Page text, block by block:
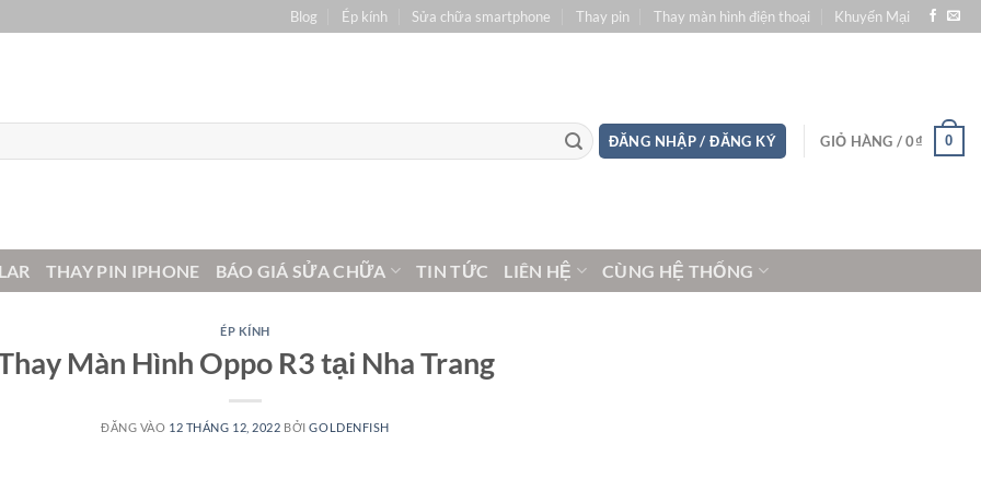
Blog Ép kính Sửa chữa smartphone Thay pin Thay màn hình điện thoại Khuyến Mại
ĐĂNG NHẬP / ĐĂNG KÝ GIỎ HÀNG /0₫ 0
THAY PIN IPHONE BÁO GIÁ SỬA CHỮA TIN TỨC LIÊN HỆ CÙNG HỆ THỐNG
ÉP KÍNH
Màn Hình Oppo R3 tại Nha Trang
ĐĂNG VÀO 12 THÁNG 12, 2022 BỞIGOLDENFISH